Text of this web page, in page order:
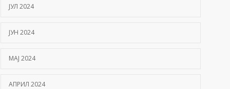
ЈУЛ 2024
ЈУН 2024
МАЈ 2024
АПРИЛ 2024